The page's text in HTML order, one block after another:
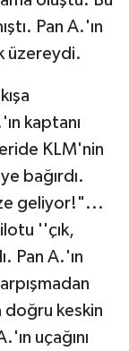
Pan A.'ın
üzereydi.
kaptanı
KLM'nin
bağırdı.
geliyor!"...
''çık,
Pan A.'ın
doğru keskin
uçağını